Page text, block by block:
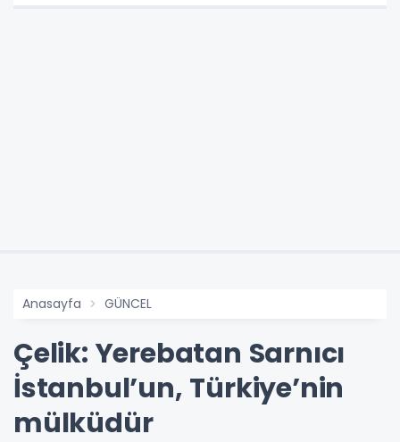
Anasayfa GÜNCEL
Çelik: Yerebatan Sarnıcı
İstanbul’un, Türkiye’nin
mülküdür